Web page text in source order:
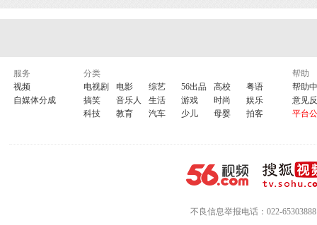
服务
视频
自媒体分成
分类
电视剧
电影 综艺 56出品 高校
粤语
搞笑
音乐人 生活 游戏 时尚
娱乐
科技
教育 汽车 少儿 母婴 拍客
帮助
帮助
意见
平台
不良信息举报电话：022-65303888